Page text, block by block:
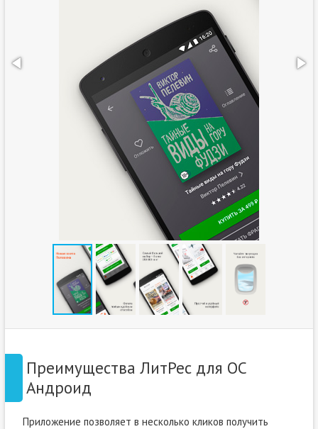
Преимущества ЛитРес для ОС
Андроид
Приложение позволяет в несколько кликов получить